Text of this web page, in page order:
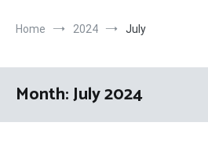
Home 2024 July
Month:July 2024